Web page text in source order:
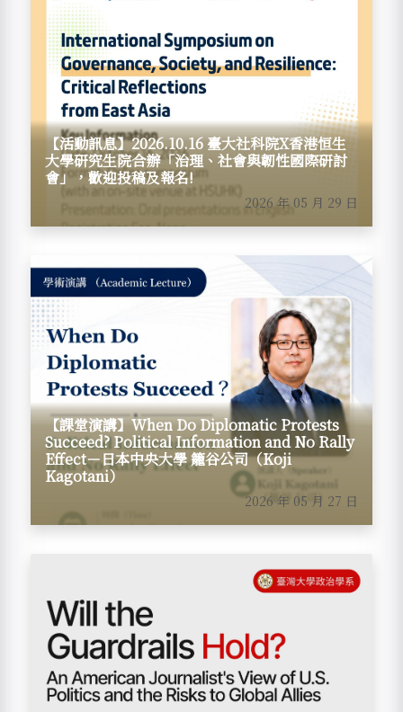
【活動訊息】2026.10.16 臺大社科院X香港恒生
大學研究生院合辦「治理、社會與韌性國際研討
會」，歡迎投稿及報名!
2026 年 05 月 29 日
【課堂演講】When Do Diplomatic Protests
Succeed? Political Information and No Rally
Effect－日本中央大學 籠谷公司（Koji
Kagotani）
2026 年 05 月 27 日